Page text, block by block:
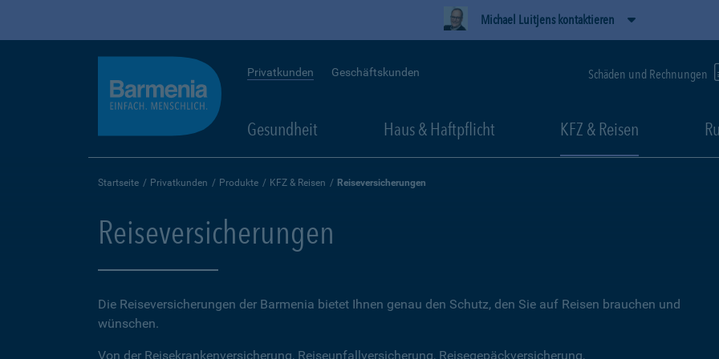
Michael Luitjens kontaktieren
Privatkunden Geschäftskunden Schäden und Rechnungen
Gesundheit Haus & Haftpflicht KFZ & Reisen
Startseite Privatkunden Produkte KFZ & Reisen Reiseversicherungen
Reiseversicherungen
Die Reiseversicherungen der Barmenia bietet Ihnen genau den Schutz, den Sie auf Reisen brauchen und
wünschen.
Von der Reisekrankenversicherung, Reiseunfallversicherung, Reisegepäckversicherung,